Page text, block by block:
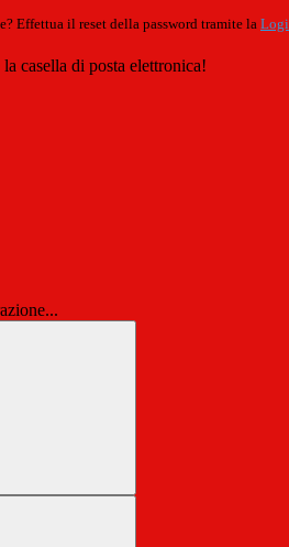
Effettua il reset della password tramite la
casella di posta elettronica!